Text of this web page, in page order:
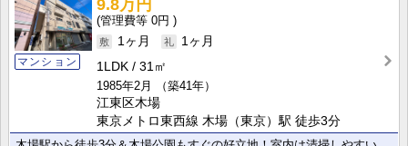
マンション
9.8万円
0円
1ヶ月
1ヶ月
1LDK
31㎡
1985年2月
（築41年）
江東区木場
東京メトロ東西線 木場（東京）駅 徒歩3分